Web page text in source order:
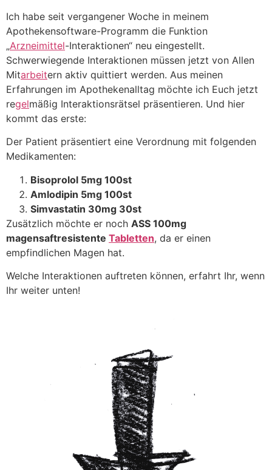
Ich habe seit vergangener Woche in meinem
Apothekensoftware-Programm die Funktion
„Arzneimittel-Interaktionen“ neu eingestellt.
Schwerwiegende Interaktionen müssen jetzt von Allen
Mitarbeitern aktiv quittiert werden. Aus meinen
Erfahrungen im Apothekenalltag möchte ich Euch jetzt
regelmäßig Interaktionsrätsel präsentieren. Und hier
kommt das erste:
Der Patient präsentiert eine Verordnung mit folgenden
Medikamenten:
Bisoprolol 5mg 100st
Amlodipin 5mg 100st
Simvastatin 30mg 30st
Zusätzlich möchte er noch ASS 100mg
magensaftresistente Tabletten, da er einen
empfindlichen Magen hat.
Welche Interaktionen auftreten können, erfahrt Ihr, wenn
Ihr weiter unten!